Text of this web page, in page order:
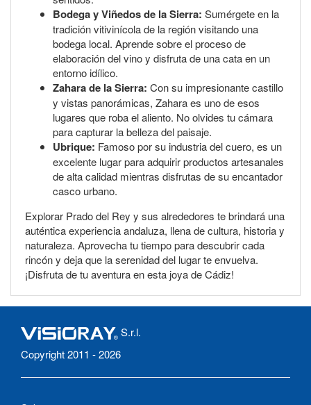
Bodega y Viñedos de la Sierra: Sumérgete en la
tradición vitivinícola de la región visitando una
bodega local. Aprende sobre el proceso de
elaboración del vino y disfruta de una cata en un
entorno idílico.
Zahara de la Sierra: Con su impresionante castillo
y vistas panorámicas, Zahara es uno de esos
lugares que roba el aliento. No olvides tu cámara
para capturar la belleza del paisaje.
Ubrique: Famoso por su industria del cuero, es un
excelente lugar para adquirir productos artesanales
de alta calidad mientras disfrutas de su encantador
casco urbano.
Explorar Prado del Rey y sus alrededores te brindará una
auténtica experiencia andaluza, llena de cultura, historia y
naturaleza. Aprovecha tu tiempo para descubrir cada
rincón y deja que la serenidad del lugar te envuelva.
¡Disfruta de tu aventura en esta joya de Cádiz!
S.r.l.
Copyright 2011 - 2026